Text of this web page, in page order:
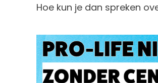
Hoe kun je dan spreken